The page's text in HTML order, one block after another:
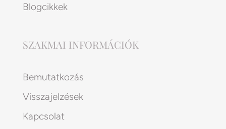
Blogcikkek
SZAKMAI INFORMÁCIÓK
Bemutatkozás
Visszajelzések
Kapcsolat